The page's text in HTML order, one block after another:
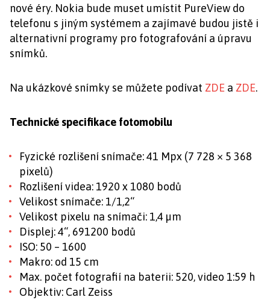
nové éry. Nokia bude muset umístit PureView do
telefonu s jiným systémem a zajímavé budou jistě i
alternativní programy pro fotografování a úpravu
snímků.
Na ukázkové snímky se můžete podívat ZDE a ZDE.
Technické specifikace fotomobilu
Fyzické rozlišení snímače: 41 Mpx (7 728 × 5 368
pixelů)
Rozlišení videa: 1920 x 1080 bodů
Velikost snímače: 1/1,2“
Velikost pixelu na snímači: 1,4 µm
Displej: 4“, 691200 bodů
ISO: 50 – 1600
Makro: od 15 cm
Max. počet fotografií na baterii: 520, video 1:59 h
Objektiv: Carl Zeiss